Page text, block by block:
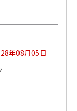
つぶらなカボス２箱
5.0（20）
年08月05日